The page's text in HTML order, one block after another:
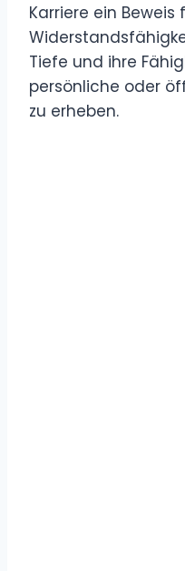
Karriere ein Beweis
Tiefe und ihre
persönliche oder
zu erheben.